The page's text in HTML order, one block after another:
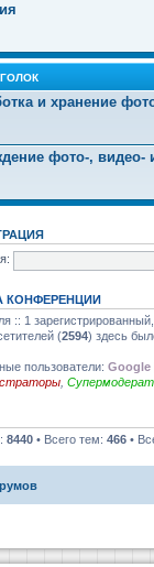
и хранение
фото-, видео-
КОНФЕРЕНЦИИ
:: 1
(2594) здесь
пользователи: Google
8440 • Всего тем: 466 •